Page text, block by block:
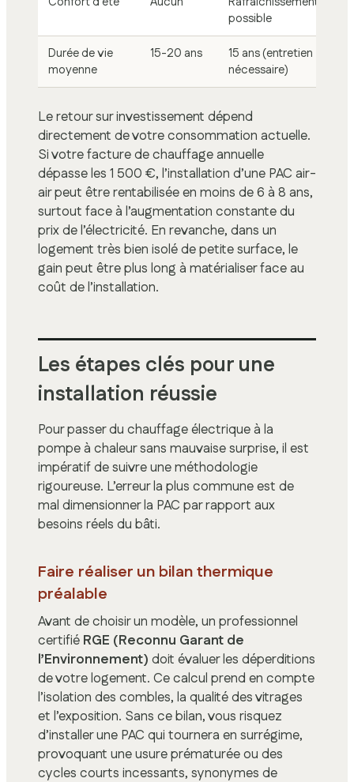
possible
Durée de vie
moyenne
15-20 ans
15 ans (entretien
nécessaire)
Le retour sur investissement dépend
directement de votre consommation actuelle.
Si votre facture de chauffage annuelle
dépasse les 1 500 €, l’installation d’une PAC air-
air peut être rentabilisée en moins de 6 à 8 ans,
surtout face à l’augmentation constante du
prix de l’électricité. En revanche, dans un
logement très bien isolé de petite surface, le
gain peut être plus long à matérialiser face au
coût de l’installation.
Les étapes clés pour une
installation réussie
Pour passer du chauffage électrique à la
pompe à chaleur sans mauvaise surprise, il est
impératif de suivre une méthodologie
rigoureuse. L’erreur la plus commune est de
mal dimensionner la PAC par rapport aux
besoins réels du bâti.
Faire réaliser un bilan thermique
préalable
Avant de choisir un modèle, un professionnel
certifié RGE (Reconnu Garant de
l’Environnement) doit évaluer les déperditions
de votre logement. Ce calcul prend en compte
l’isolation des combles, la qualité des vitrages
et l’exposition. Sans ce bilan, vous risquez
d’installer une PAC qui tournera en surrégime,
provoquant une usure prématurée ou des
cycles courts incessants, synonymes de